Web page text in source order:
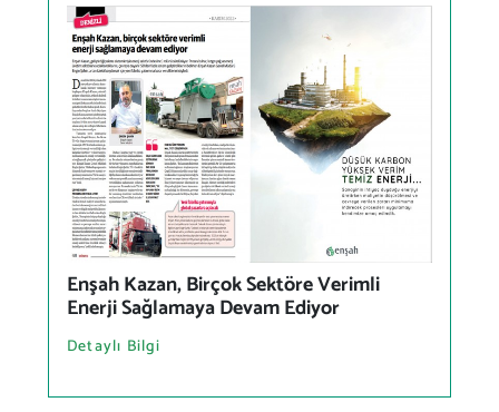
Enşah Kazan, Birçok Sektöre Verimli
Enerji Sağlamaya Devam Ediyor
Detaylı Bilgi